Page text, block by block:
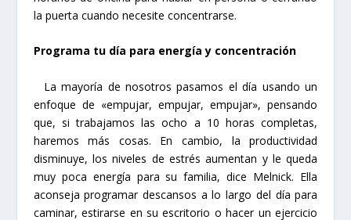
la puerta cuando necesite concentrarse.
Programa tu día para energía y concentración
La mayoría de nosotros pasamos el día usando un
enfoque de «empujar, empujar, empujar», pensando
que, si trabajamos las ocho a 10 horas completas,
haremos más cosas. En cambio, la productividad
disminuye, los niveles de estrés aumentan y le queda
muy poca energía para su familia, dice Melnick. Ella
aconseja programar descansos a lo largo del día para
caminar, estirarse en su escritorio o hacer un ejercicio